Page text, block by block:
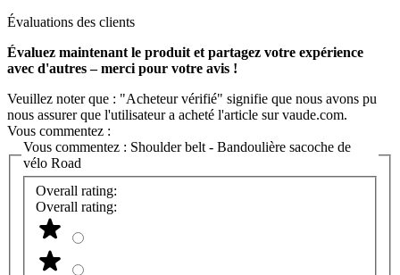
Évaluations des clients
Évaluez maintenant le produit et partagez votre expérience
avec d'autres – merci pour votre avis !
Veuillez noter que : "Acheteur vérifié" signifie que nous avons pu
nous assurer que l'utilisateur a acheté l'article sur vaude.com.
Vous commentez :
Vous commentez : Shoulder belt - Bandoulière sacoche de
vélo Road
Overall rating:
Overall rating: